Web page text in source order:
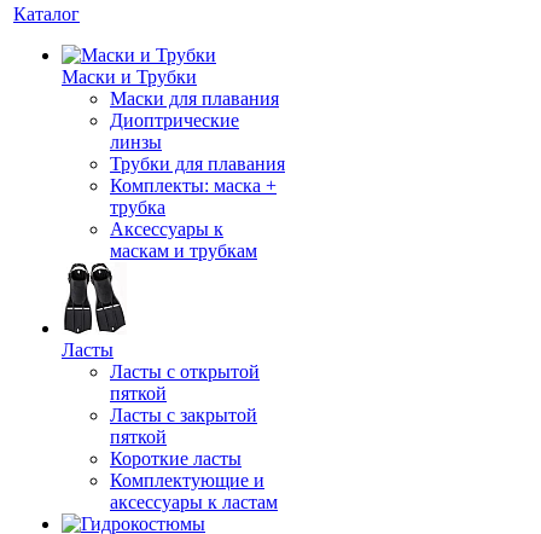
Каталог
Маски и Трубки
Маски для плавания
Диоптрические
линзы
Трубки для плавания
Комплекты: маска +
трубка
Аксессуары к
маскам и трубкам
Ласты
Ласты с открытой
пяткой
Ласты с закрытой
пяткой
Короткие ласты
Комплектующие и
аксессуары к ластам